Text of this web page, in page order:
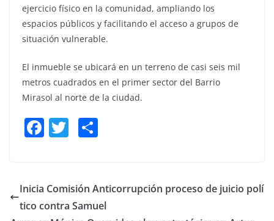
ejercicio físico en la comunidad, ampliando los
espacios públicos y facilitando el acceso a grupos de
situación vulnerable.
El inmueble se ubicará en un terreno de casi seis mil
metros cuadrados en el primer sector del Barrio
Mirasol al norte de la ciudad.
F
e
b
T
er e
Inicia Comisión Anticorrupción proceso de juicio polí
tico contra Samuel